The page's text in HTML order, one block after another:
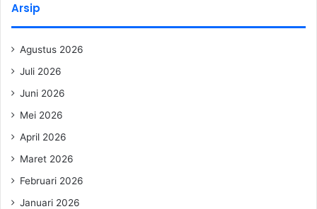
Arsip
Agustus 2026
Juli 2026
Juni 2026
Mei 2026
April 2026
Maret 2026
Februari 2026
Januari 2026